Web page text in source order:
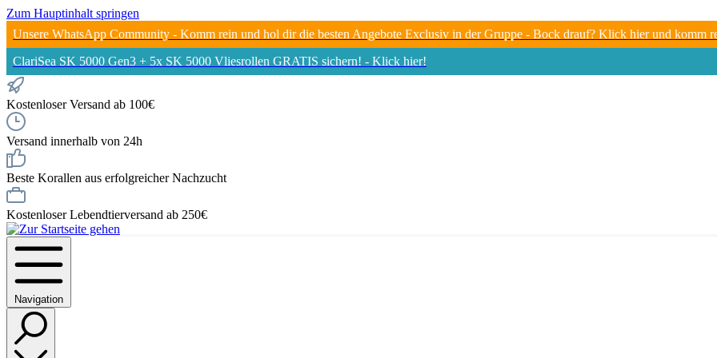
Zum Hauptinhalt springen
Unsere WhatsApp Community - Komm rein und hol dir die besten Angebote Exclusiv in der Gruppe - Bock drauf? Klick hier und komm
ClariSea SK 5000 Gen3 + 5x SK 5000 Vliesrollen GRATIS sichern! - Klick hier!
Kostenloser Versand ab 100€
Versand innerhalb von 24h
Beste Korallen aus erfolgreicher Nachzucht
Kostenloser Lebendtierversand ab 250€
Navigation